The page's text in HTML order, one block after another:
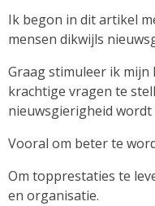
Ik begon in dit artikel
mensen dikwijls
Graag stimuleer ik
krachtige vragen te
nieuwsgierigheid wordt
Vooral om beter te
Om topprestaties te
en organisatie.